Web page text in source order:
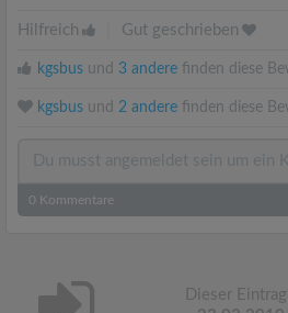
Hilfreich Gut geschrieben
kgsbus und 3 andere finden diese
kgsbus und 2 andere finden diese
0 Kommentare
Dieser